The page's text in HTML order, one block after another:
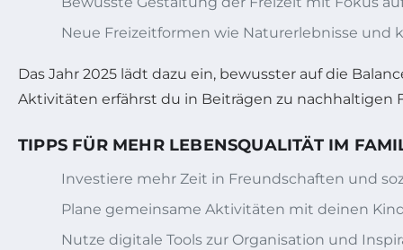
Neue Freizeitformen wie Naturerlebnisse und
Das Jahr 2025 lädt dazu ein, bewusster auf die
Aktivitäten erfährst du in Beiträgen zu nachhaltigen
TIPPS FÜR MEHR LEBENSQUALITÄT IM
Investiere mehr Zeit in Freundschaften und
Plane gemeinsame Aktivitäten mit deinen
Nutze digitale Tools zur Organisation und